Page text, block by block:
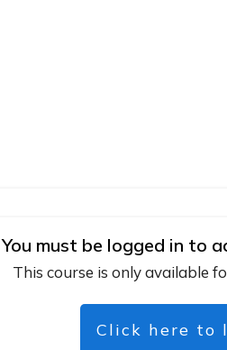
You must be logged in to
This course is only available
Click here to